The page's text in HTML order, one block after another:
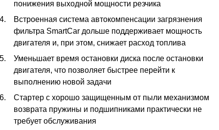
понижения выходной мощности резчика
Встроенная система автокомпенсации загрязнения
фильтра SmartCar дольше поддерживает мощность
двигателя и, при этом, снижает расход топлива
Уменьшает время остановки диска после остановки
двигателя, что позволяет быстрее перейти к
выполнению новой задачи
Стартер с хорошо защищенным от пыли механизмом
возврата пружины и подшипниками практически не
требует обслуживания